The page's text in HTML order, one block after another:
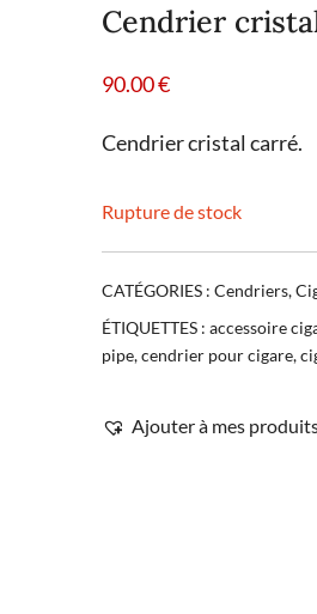
Cendrier
90.00€
Cendrier cristal carré.
Rupture de stock
CATÉGORIES : Cendriers,
ÉTIQUETTES : accessoire
pipe,cendrier pour cigare,
Ajouter à mes